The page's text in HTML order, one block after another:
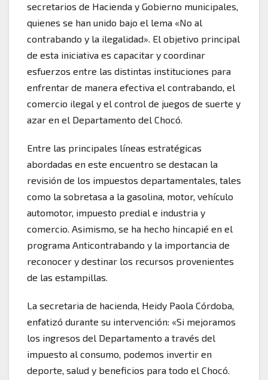
secretarios de Hacienda y Gobierno municipales,
quienes se han unido bajo el lema «No al
contrabando y la ilegalidad». El objetivo principal
de esta iniciativa es capacitar y coordinar
esfuerzos entre las distintas instituciones para
enfrentar de manera efectiva el contrabando, el
comercio ilegal y el control de juegos de suerte y
azar en el Departamento del Chocó.
Entre las principales líneas estratégicas
abordadas en este encuentro se destacan la
revisión de los impuestos departamentales, tales
como la sobretasa a la gasolina, motor, vehículo
automotor, impuesto predial e industria y
comercio. Asimismo, se ha hecho hincapié en el
programa Anticontrabando y la importancia de
reconocer y destinar los recursos provenientes
de las estampillas.
La secretaria de hacienda, Heidy Paola Córdoba,
enfatizó durante su intervención: «Si mejoramos
los ingresos del Departamento a través del
impuesto al consumo, podemos invertir en
deporte, salud y beneficios para todo el Chocó.